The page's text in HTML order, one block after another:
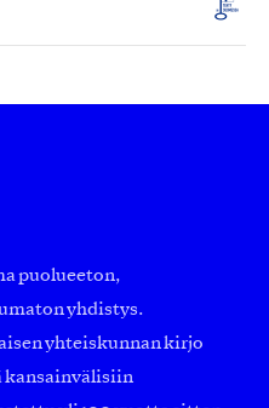
puolueeton,
yhdistys.
yhteiskunnan kirjo
kansainvälisiin